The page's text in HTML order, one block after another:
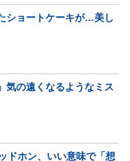
ショートケーキが…美し
気の遠くなるようなミス
ドホン、いい意味で「想